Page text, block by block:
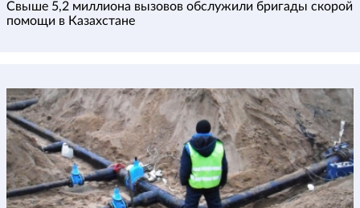
Свыше 5,2 миллиона вызовов обслужили бригады скорой
помощи в Казахстане